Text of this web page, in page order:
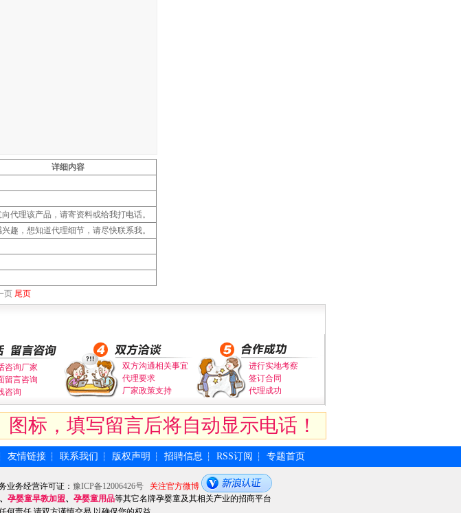
详细内容
代理该产品，请寄资料或给我打电话。
趣，想知道代理细节，请尽快联系我。
页 尾页
咨询厂家
留言咨询
咨询
双方沟通相关事宜
代理要求
厂家政策支持
进行实地考察
签订合同
代理成功
图标，填写留言后将自动显示电话！
友情链接 ┆ 联系我们 ┆ 版权声明 ┆ 招聘信息 ┆ RSS订阅 ┆ 专题首页
业务经营许可证： 豫ICP备12006426号
关注官方微博
、 孕婴童早教加盟、 孕婴童用品等其它名牌孕婴童及其相关产业的招商平台